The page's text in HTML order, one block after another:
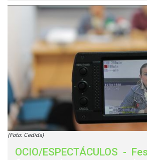
(Foto: Cedida)
OCIO/ESPECTÁCULOS -